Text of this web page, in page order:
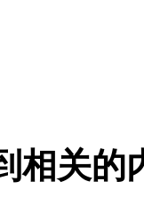
相关的